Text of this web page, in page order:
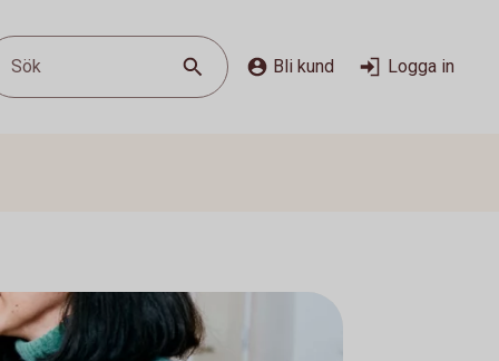
Sök Bli kund Logga in